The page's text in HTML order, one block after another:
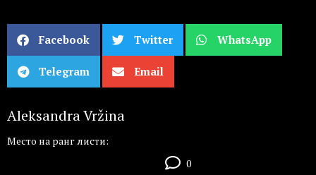
Facebook Twitter WhatsApp
Telegram Email
Aleksandra Vržina
Место на ранг листи:
0